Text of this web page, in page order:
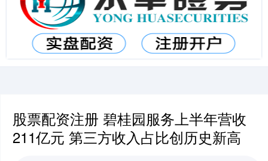
股票配资注册 碧桂园服务上半年营收
211亿元 第三方收入占比创历史新高